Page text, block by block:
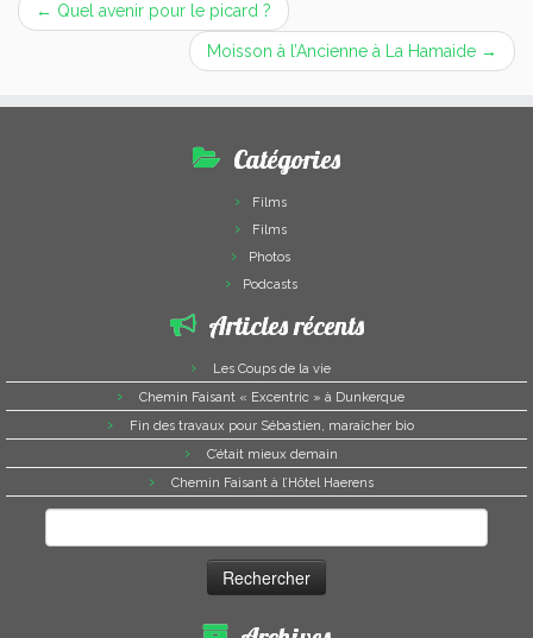
← Quel avenir pour le picard ?
Moisson à l’Ancienne à La Hamaide →
Catégories
Films
Films
Photos
Podcasts
Articles récents
Les Coups de la vie
Chemin Faisant « Excentric » à Dunkerque
Fin des travaux pour Sébastien, maraîcher bio
C’était mieux demain
Chemin Faisant à l’Hôtel Haerens